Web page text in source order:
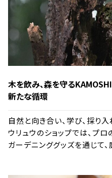
木を飲み、森を守る
新たな循環
自然と向き合い、学び、採り入
ウリュウのショップでは、プ
ガーデニンググッズを通じて